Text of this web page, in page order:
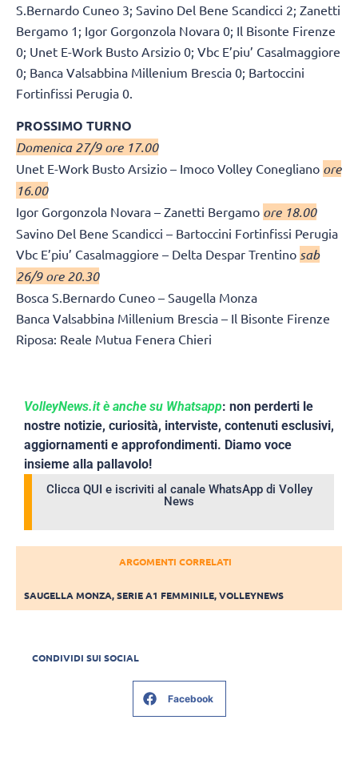
S.Bernardo Cuneo 3; Savino Del Bene Scandicci 2; Zanetti
Bergamo 1; Igor Gorgonzola Novara 0; Il Bisonte Firenze
0; Unet E-Work Busto Arsizio 0; Vbc E’piu’ Casalmaggiore
0; Banca Valsabbina Millenium Brescia 0; Bartoccini
Fortinfissi Perugia 0.
PROSSIMO TURNO
Domenica 27/9 ore 17.00
Unet E-Work Busto Arsizio – Imoco Volley Conegliano ore
16.00
Igor Gorgonzola Novara – Zanetti Bergamo ore 18.00
Savino Del Bene Scandicci – Bartoccini Fortinfissi Perugia
Vbc E’piu’ Casalmaggiore – Delta Despar Trentino sab
26/9 ore 20.30
Bosca S.Bernardo Cuneo – Saugella Monza
Banca Valsabbina Millenium Brescia – Il Bisonte Firenze
Riposa: Reale Mutua Fenera Chieri
VolleyNews.it è anche su Whatsapp: non perderti le
nostre notizie, curiosità, interviste, contenuti esclusivi,
aggiornamenti e approfondimenti. Diamo voce
insieme alla pallavolo!
Clicca QUI e iscriviti al canale WhatsApp di Volley
News
ARGOMENTI CORRELATI
SAUGELLA MONZA,SERIE A1 FEMMINILE,VOLLEYNEWS
CONDIVIDI SUI SOCIAL
Facebook